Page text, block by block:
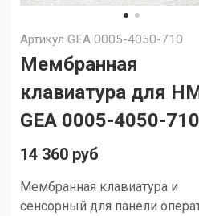
АртикулGEA 0005-4050-710
Мембранная
клавиатура для
GEA 0005-4050-710
14 360 руб
Мембранная клавиатура и
сенсорный для панели